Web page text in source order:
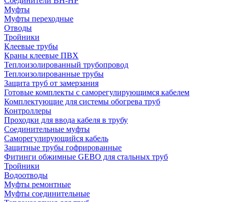
Муфты
Муфты переходные
Отводы
Тройники
Клеевые трубы
Краны клеевые ПВХ
Теплоизолированный трубопровод
Теплоизолированные трубы
Защита труб от замерзания
Готовые комплекты с саморегулирующимся кабелем
Комплектующие для системы обогрева труб
Контроллеры
Проходки для ввода кабеля в трубу
Соединительные муфты
Саморегулирующийся кабель
Защитные трубы гофрированные
Фитинги обжимные GEBO для стальных труб
Тройники
Водоотводы
Муфты ремонтные
Муфты соединительные